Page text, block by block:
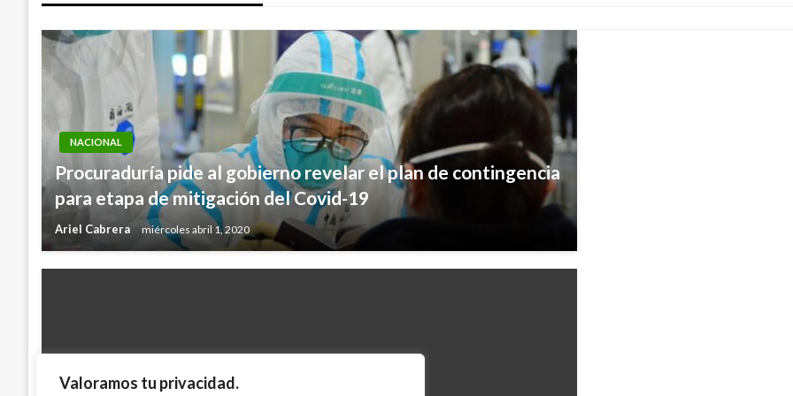
Valoramos tu privacidad.
NACIONAL
Procuraduría pide al gobierno revelar el plan de contingencia
para etapa de mitigación del Covid-19
Ariel Cabrera miércoles abril 1, 2020
BOGOTÁ